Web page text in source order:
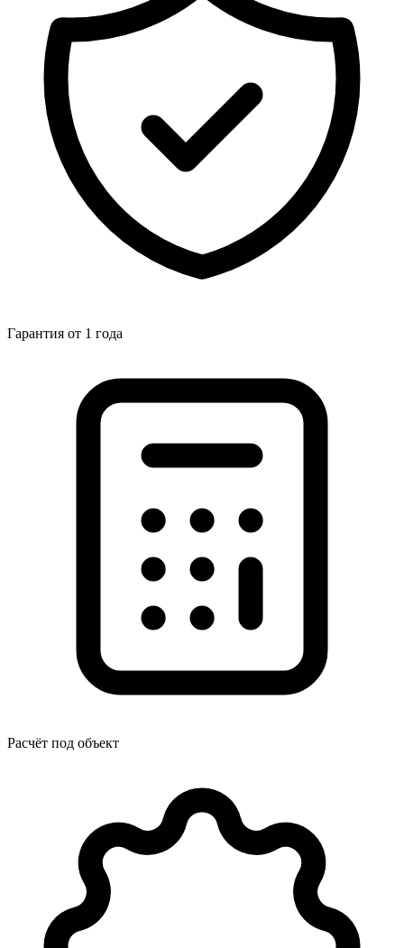
Гарантия от 1 года
Расчёт под объект